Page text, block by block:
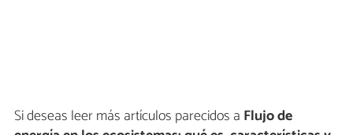
Si deseas leer más artículos parecidos a Flujo de